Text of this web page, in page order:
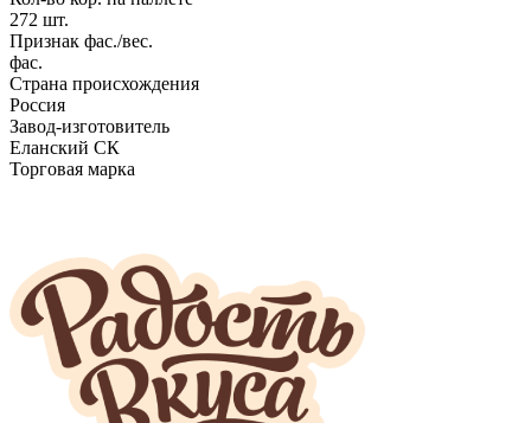
272 шт.
Признак фас./вес.
фас.
Страна происхождения
Россия
Завод-изготовитель
Еланский СК
Торговая марка